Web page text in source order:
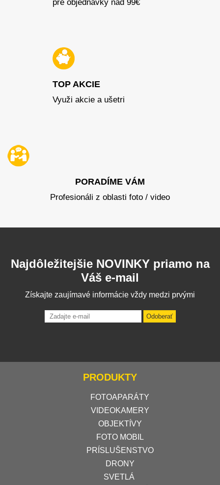
pre objednávky nad 99€
TOP AKCIE
Využi akcie a ušetri
PORADÍME VÁM
Profesionáli z oblasti foto / video
Najdôležitejšie NOVINKY priamo na
Váš e-mail
Získajte zaujímavé informácie vždy medzi prvými
Odoberať
PRODUKTY
FOTOAPARÁTY
VIDEOKAMERY
OBJEKTÍVY
FOTO MOBIL
PRÍSLUŠENSTVO
DRONY
SVETLÁ